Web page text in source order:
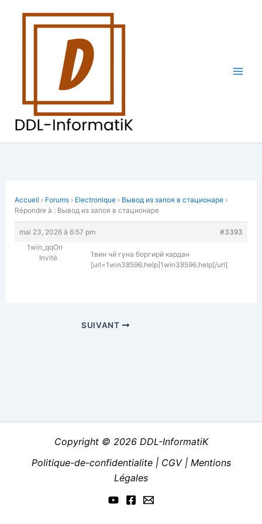
Accueil › Forums › Electronique › Вывод из запоя в стационаре ›
Répondre à : Вывод из запоя в стационаре
mai 23, 2026 à 6:57 pm
#3393
1win_qqOn
Invité
1вин чӣ гуна боргирӣ кардан
[url=1win38596.help]1win38596.help[/url]
SUIVANT
Copyright © 2026 DDL-InformatiK
Politique-de-confidentialite | CGV | Mentions
Légales